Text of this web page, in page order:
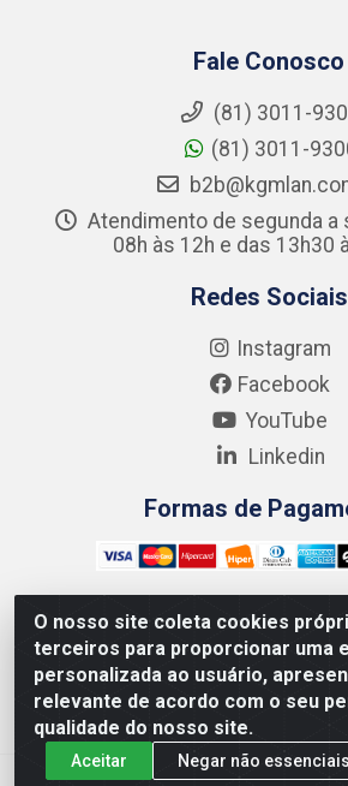
O nosso site coleta cookies
terceiros para proporcionar uma
personalizada ao usuário,
relevante de acordo com o seu
qualidade do nosso site.
Aceitar Negar não essenciais
Fale Conosco
(81) 3011-
(81) 3011-
Atendimento de segunda a
08h às 12h e das 13h30
Redes Sociais
Instagram
Facebook
YouTube
Linkedin
Formas de
Kgmlan Distribuidora LTDA - CNPJ
Rua Pedro de Barros Cavalcante, 58 -
- CEP 53320-110